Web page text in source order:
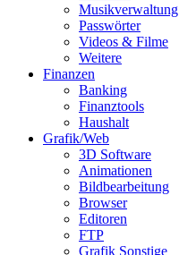
Musikverwaltung
Passwörter
Videos & Filme
Weitere
Finanzen
Banking
Finanztools
Haushalt
Grafik/Web
3D Software
Animationen
Bildbearbeitung
Browser
Editoren
FTP
Grafik Sonstige